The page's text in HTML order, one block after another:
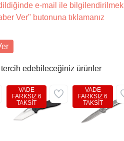
e-mail ile bilgilendirilmek
Ver" butonuna tıklamanız
edebileceğiniz ürünler
VADE
FARKSIZ 6
TAKSİT
VADE
FARKSIZ 6
TAKSİT